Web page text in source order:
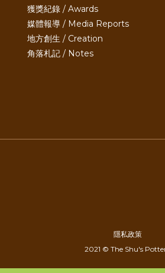
獲獎紀錄 / Awards
媒體報導 / Media Reports
地方創生 / Creation
角落札記 / Notes
隱私政策
2021 © The Shu's